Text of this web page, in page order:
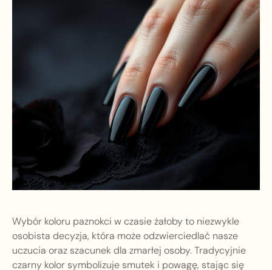
Wybór koloru paznokci w czasie żałoby to niezwykle
osobista decyzja, która może odzwierciedlać nasze
uczucia oraz szacunek dla zmarłej osoby. Tradycyjnie
czarny kolor symbolizuje smutek i powagę, stając się